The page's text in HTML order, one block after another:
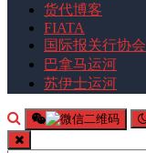
货代博客
FIATA
国际报关行协会
巴拿马运河
苏伊士运河